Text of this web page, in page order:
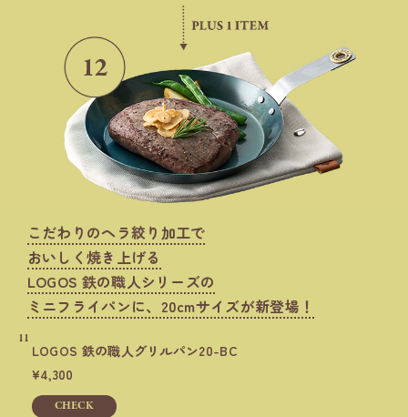
こだわりのヘラ絞り加工で
おいしく焼き上げる
LOGOS 鉄の職人シリーズの
ミニフライパンに、20cmサイズが新登場！
11
LOGOS 鉄の職人グリルパン20-BC
4,300
CHECK